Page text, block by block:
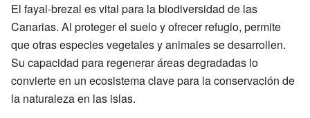
El fayal-brezal es vital para la biodiversidad de las
Canarias. Al proteger el suelo y ofrecer refugio, permite
que otras especies vegetales y animales se desarrollen.
Su capacidad para regenerar áreas degradadas lo
convierte en un ecosistema clave para la conservación de
la naturaleza en las islas.